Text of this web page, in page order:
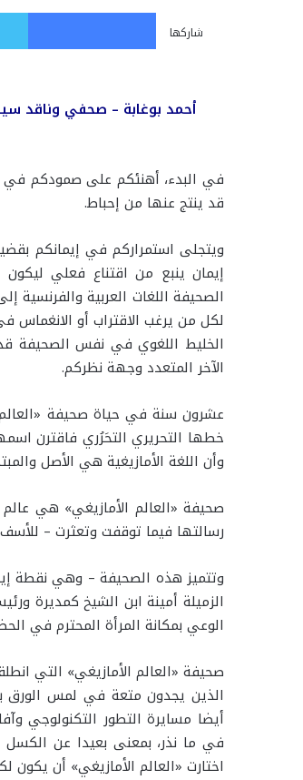
شاركها
فيسبوك
أحمد بوغابة – صحفي وناقد
في البدء، أهنئكم على صمودكم في
قد ينتج عنها من إحباط.
ويتجلى استمراركم في إيمانكم
إيمان ينبع من اقتناع فعلي
الصحيفة اللغات العربية والفرنسية
لكل من يرغب الاقتراب أو الانغماس
الخليط اللغوي في نفس الصحيفة
الآخر المتعدد وجهة نظركم.
عشرون سنة في حياة صحيفة
خطها التحريري التحَرُري فاقترن
وأن اللغة الأمازيغية هي الأصل
صحيفة «العالم الأمازيغي» هي
رسالتها فيما توقفت وتعثرت –
وتتميز هذه الصحيفة – وهي نقطة
الزميلة أمينة ابن الشيخ كمديرة
الوعي بمكانة المرأة المحترم في
صحيفة «العالم الأمازيغي» التي
الذين يجدون متعة في لمس الورق
أيضا مسايرة التطور التكنولوجي
في ما نذر، بمعنى بعيدا عن
اختارت «العالم الأمازيغي» أن